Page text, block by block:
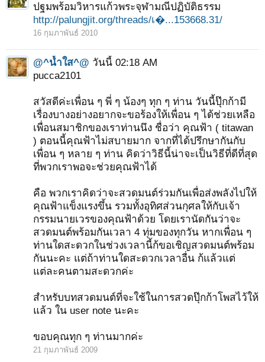
ปฐมพร้อมวิหารแก้วพระจุฬามณีปฏิบัติธรรม
http://palungjit.org/threads/เ�...153668.31/
16 กุมภาพันธ์ 2010
@^น้ำใส^@ วันนี้ 02:18 AM
pucca2101
สวัสดีค่ะเพื่อน ๆ พี่ ๆ น้องๆ ทุก ๆ ท่าน วันนี้ปุ๊กก้ามี
เรื่องบางอย่างอยากจะขอร้องให้เพื่อน ๆ ได้ช่วยเหลือ
เพื่อนสมาชิกของเราท่านนึง ชื่อว่า คุณฟ้า ( titawan
) ตอนนี้คุณฟ้าไม่สบายมาก จากที่ได้ปรึกษากันกับ
เพื่อน ๆ หลาย ๆ ท่าน คิดว่าวิธีนี้น่าจะเป็นวิธีที่ดีที่สุด
ที่พวกเราพอจะช่วยคุณฟ้าได้
คือ พวกเราคิดว่าจะสวดมนต์ร่วมกันเพื่อส่งพลังไปให้
คุณฟ้าแข็งแรงขึ้น รวมทั้งอุทิศส่วนกุศลให้กับเจ้า
กรรมนายเวรของคุณฟ้าด้วย โดยเรานัดกันว่าจะ
สวดมนต์พร้อมกันเวลา 4 ทุ่มของทุกวัน หากเพื่อน ๆ
ท่านใดสะดวกในช่วงเวลานี้ก้ขอเชิญสวดมนต์พร้อม
กันนะคะ แต่ถ้าท่านใดสะดวกเวลาอื่น ก้แล้วแต่
แต่ละคนตามสะดวกค่ะ
สำหรับบทสวดมนต์ที่จะใช้ในการสวดปุ๊กก้าโพสไว้ให้
แล้ว ใน user note นะคะ
ขอบคุณทุก ๆ ท่านมากค่ะ
21 กุมภาพันธ์ 2009